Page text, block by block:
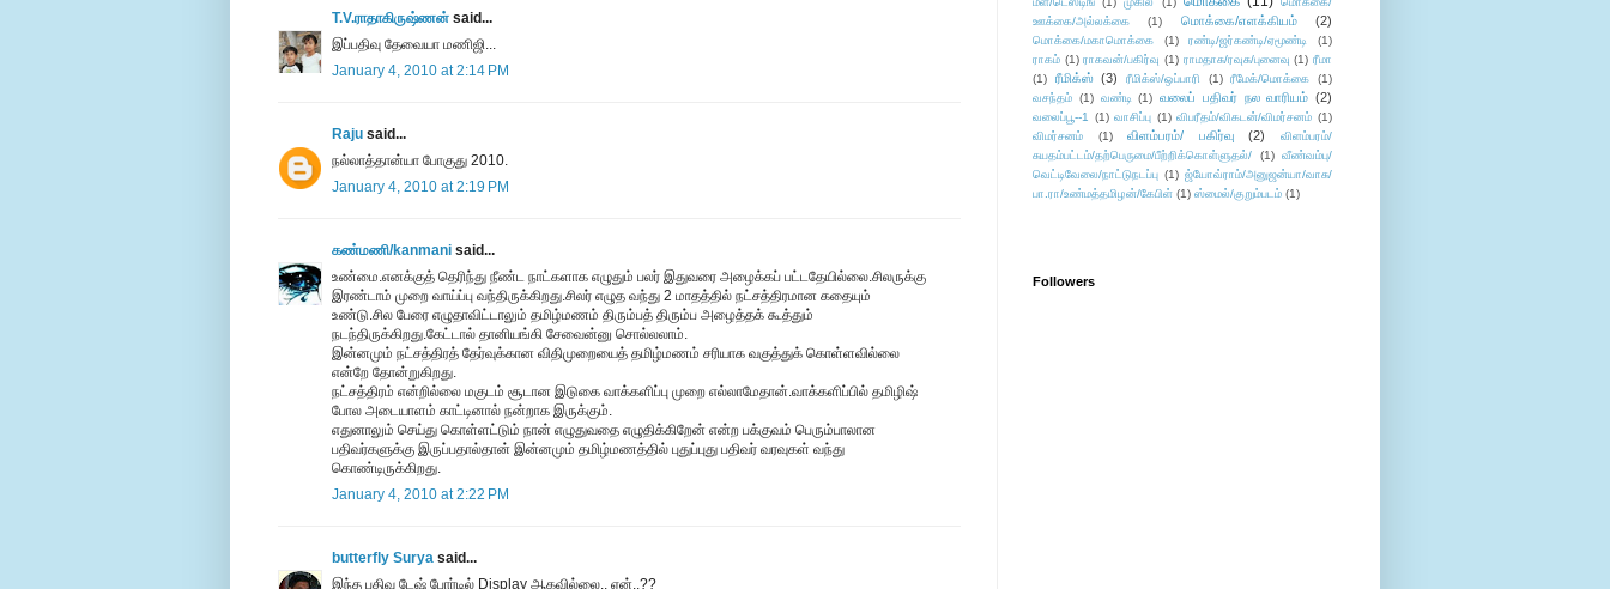
T.V.ராதாகிருஷ்ணன் said...
இப்பதிவு தேவையா மணிஜி...
January 4, 2010 at 2:14 PM
Raju said...
நல்லாத்தான்யா போகுது 2010.
January 4, 2010 at 2:19 PM
கண்மணி/kanmani said...
உண்மை.எனக்குத் தெரிந்து நீண்ட நாட்களாக எழுதும் பலர் இதுவரை அழைக்கப் பட்டதேயில்லை.சிலருக்கு
இரண்டாம் முறை வாய்ப்பு வந்திருக்கிறது.சிலர் எழுத வந்து 2 மாதத்தில் நட்சத்திரமான கதையும்
உண்டு.சில பேரை எழுதாவிட்டாலும் தமிழ்மணம் திரும்பத் திரும்ப அழைத்தக் கூத்தும்
நடந்திருக்கிறது.கேட்டால் தானியங்கி சேவைன்னு சொல்லலாம்.
இன்னமும் நட்சத்திரத் தேர்வுக்கான விதிமுறையைத் தமிழ்மணம் சரியாக வகுத்துக் கொள்ளவில்லை
என்றே தோன்றுகிறது.
நட்சத்திரம் என்றில்லை மகுடம் சூடான இடுகை வாக்களிப்பு முறை எல்லாமேதான்.வாக்களிப்பில் தமிழிஷ்
போல அடையாளம் காட்டினால் நன்றாக இருக்கும்.
எதுனாலும் செய்து கொள்ளட்டும் நான் எழுதுவதை எழுதிக்கிறேன் என்ற பக்குவம் பெரும்பாலான
பதிவர்களுக்கு இருப்பதால்தான் இன்னமும் தமிழ்மணத்தில் புதுப்புது பதிவர் வரவுகள் வந்து
கொண்டிருக்கிறது.
January 4, 2010 at 2:22 PM
butterfly Surya said...
இந்த பதிவு டேஷ் போர்டில் Display ஆகவில்லை.. ஏன்..??
ஊக்கை/அல்லக்கை
(1) மொக்கை/எளக்கியம் (2)
மொக்கை/மகாமொக்கை (1) ரண்டி/ஜர்கண்டி/ஏமூண்டி
(1)
ராகம் (1) ராகவன்/பகிர்வு (1) ராமதாசு/ரவுசு/புனைவு (1) ரீமா
(1)
ரீமிக்ஸ் (3) ரீமிக்ஸ்/ஒப்பாரி (1) ரீமேக்/மொக்கை
(1)
வசந்தம் (1) வண்டி (1) வலைப் பதிவர் நல வாரியம் (2)
வலைப்பூ--1 (1) வாசிப்பு (1) விபரீதம்/விகடன்/விமர்சனம் (1)
விமர்சனம்
(1) விளம்பரம்/ பகிர்வு (2)
விளம்பரம்/
சுயதம்பட்டம்/தற்பெருமை/பீற்றிக்கொள்ளுதல்/
(1) வீண்வம்பு/
வெட்டிவேலை/நாட்டுநடப்பு (1) ஜ்யோவ்ராம்/அனுஜன்யா/வாசு/
பா.ரா/உண்மத்தமிழன்/கேபிள் (1) ஸ்மைல்/குறும்படம் (1)
Followers